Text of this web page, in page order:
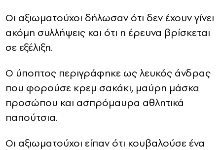
Οι αξιωματούχοι δήλωσαν ότι δεν έχουν γίνει
ακόμη συλλήψεις και ότι η έρευνα βρίσκεται
σε εξέλιξη.
Ο ύποπτος περιγράφηκε ως λευκός άνδρας
που φορούσε κρεμ σακάκι, μαύρη μάσκα
προσώπου και ασπρόμαυρα αθλητικά
παπούτσια.
Οι αξιωματούχοι είπαν ότι κουβαλούσε ένα